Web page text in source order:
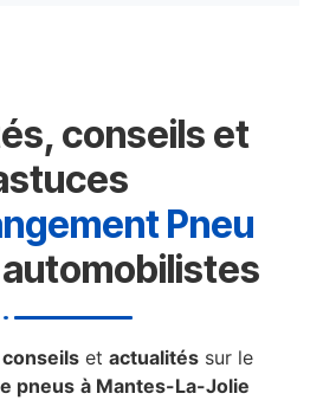
conseils et
Pneu
conseils etactualités sur le
pneus à Mantes-La-Jolie